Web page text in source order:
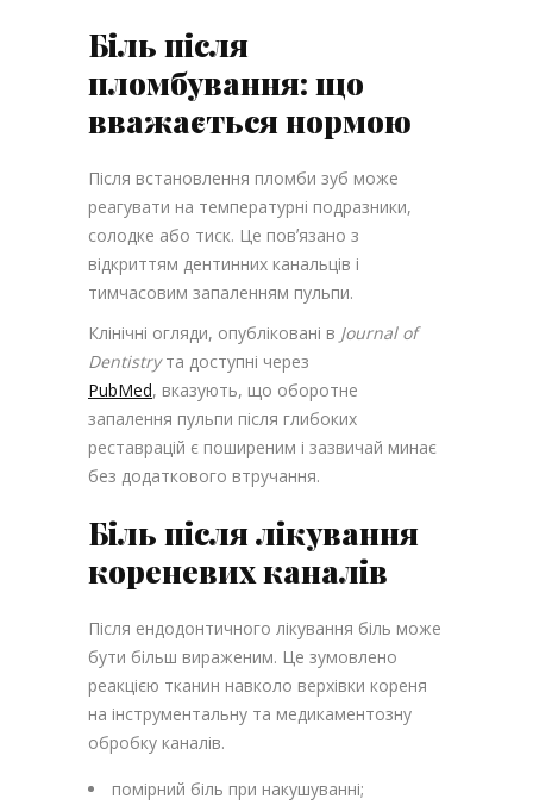
Біль після
пломбування: що
вважається нормою
Після встановлення пломби зуб може
реагувати на температурні подразники,
солодке або тиск. Це повʼязано з
відкриттям дентинних канальців і
тимчасовим запаленням пульпи.
Клінічні огляди, опубліковані в Journal of
Dentistryта доступні через
PubMed, вказують, що оборотне
запалення пульпи після глибоких
реставрацій є поширеним і зазвичай минає
без додаткового втручання.
Біль після лікування
кореневих каналів
Після ендодонтичного лікування біль може
бути більш вираженим. Це зумовлено
реакцією тканин навколо верхівки кореня
на інструментальну та медикаментозну
обробку каналів.
помірний біль при накушуванні;